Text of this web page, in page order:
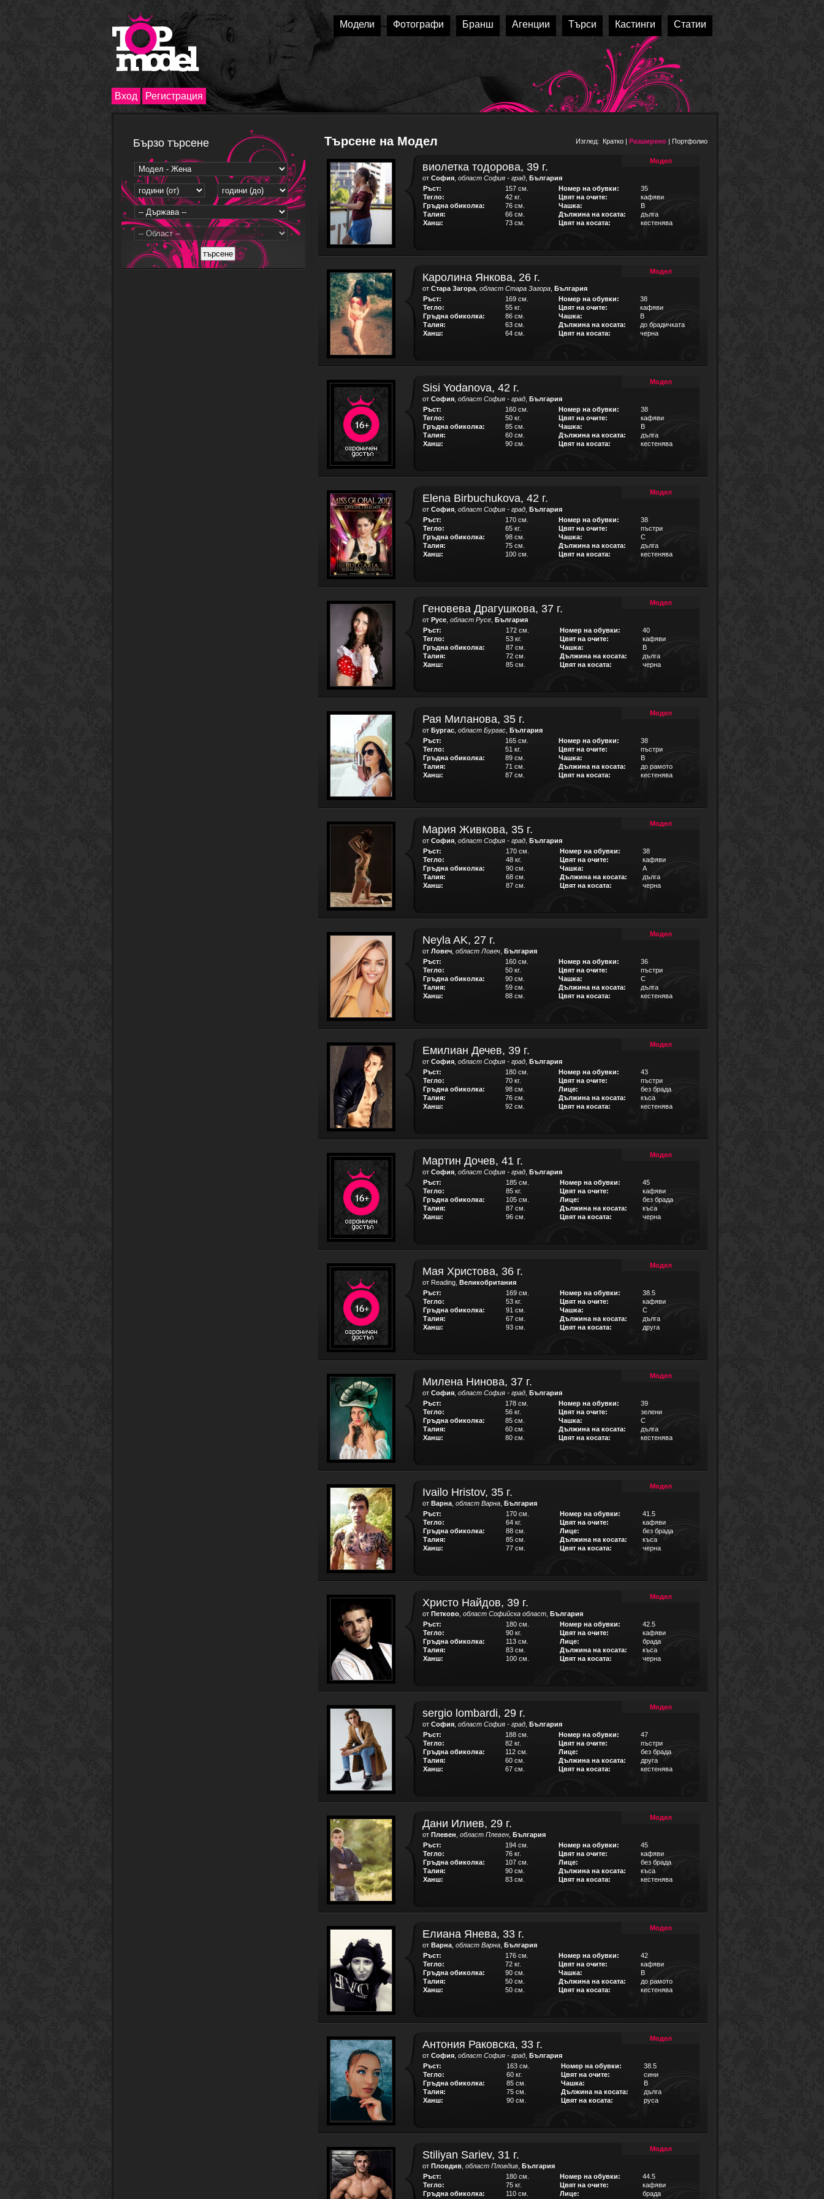
Модели Фотографи Бранш Агенции Търси Кастинги Статии
Вход Регистрация
Бързо търсене Търсене на Модел Изглед: Кратко | Разширено | Портфолио
виолетка тодорова, 39 г. Модел
от София област София - град България
Ръст:
157 см. Номер на обувки:
35
Тегло:
42 кг. Цвят на очите:
кафяви
Гръдна обиколка:
76 см. Чашка:
B
Талия:
66 см. Дължина на косата:
дълга
Ханш:
73 см. Цвят на косата: кестенява
Каролина Янкова, 26 г. Модел
от Стара Загора област Стара Загора България
Ръст:
169 см. Номер на обувки:
38
Тегло:
55 кг. Цвят на очите:
кафяви
Гръдна обиколка:
86 см. Чашка:
B
Талия:
63 см. Дължина на косата:
до брадичката
Ханш:
64 см. Цвят на косата: черна
Sisi Yodanova, 42 г. Модел
от София област София - град България
Ръст:
160 см. Номер на обувки:
38
Тегло:
50 кг. Цвят на очите:
кафяви
Гръдна обиколка:
85 см. Чашка:
B
Талия:
60 см. Дължина на косата:
дълга
Ханш:
90 см. Цвят на косата: кестенява
Elena Birbuchukova, 42 г. Модел
от София област София - град България
Ръст:
170 см. Номер на обувки:
38
Тегло:
65 кг. Цвят на очите:
пъстри
Гръдна обиколка:
98 см. Чашка:
C
Талия:
75 см. Дължина на косата:
дълга
Ханш:
100 см. Цвят на косата: кестенява
Геновева Драгушкова, 37 г. Модел
от Русе област Русе България
Ръст:
172 см. Номер на обувки:
40
Тегло:
53 кг. Цвят на очите:
кафяви
Гръдна обиколка:
87 см. Чашка:
B
Талия:
72 см. Дължина на косата:
дълга
Ханш:
85 см. Цвят на косата: черна
Рая Миланова, 35 г. Модел
от Бургас област Бургас България
Ръст:
165 см. Номер на обувки:
38
Тегло:
51 кг. Цвят на очите:
пъстри
Гръдна обиколка:
89 см. Чашка:
B
Талия:
71 см. Дължина на косата:
до рамото
Ханш:
87 см. Цвят на косата: кестенява
Мария Живкова, 35 г. Модел
от София област София - град България
Ръст:
170 см. Номер на обувки:
38
Тегло:
48 кг. Цвят на очите:
кафяви
Гръдна обиколка:
90 см. Чашка:
A
Талия:
68 см. Дължина на косата:
дълга
Ханш:
87 см. Цвят на косата: черна
Neyla AK, 27 г. Модел
от Ловеч област Ловеч България
Ръст:
160 см. Номер на обувки:
36
Тегло:
50 кг. Цвят на очите:
пъстри
Гръдна обиколка:
90 см. Чашка:
C
Талия:
59 см. Дължина на косата:
дълга
Ханш:
88 см. Цвят на косата: кестенява
Емилиан Дечев, 39 г. Модел
от София област София - град България
Ръст:
180 см. Номер на обувки:
43
Тегло:
70 кг. Цвят на очите:
пъстри
Гръдна обиколка:
98 см. Лице:
без брада
Талия:
76 см. Дължина на косата:
къса
Ханш:
92 см. Цвят на косата: кестенява
Мартин Дочев, 41 г. Модел
от София област София - град България
Ръст:
185 см. Номер на обувки:
45
Тегло:
85 кг. Цвят на очите:
кафяви
Гръдна обиколка:
105 см. Лице:
без брада
Талия:
87 см. Дължина на косата:
къса
Ханш:
96 см. Цвят на косата: черна
Мая Христова, 36 г. Модел
от Reading, Великобритания
Ръст:
169 см. Номер на обувки:
38.5
Тегло:
53 кг. Цвят на очите:
кафяви
Гръдна обиколка:
91 см. Чашка:
C
Талия:
67 см. Дължина на косата:
дълга
Ханш:
93 см. Цвят на косата: друга
Милена Нинова, 37 г. Модел
от София област София - град България
Ръст:
178 см. Номер на обувки:
39
Тегло:
56 кг. Цвят на очите:
зелени
Гръдна обиколка:
85 см. Чашка:
C
Талия:
60 см. Дължина на косата:
дълга
Ханш:
80 см. Цвят на косата: кестенява
Ivailo Hristov, 35 г. Модел
от Варна област Варна България
Ръст:
170 см. Номер на обувки:
41.5
Тегло:
64 кг. Цвят на очите:
кафяви
Гръдна обиколка:
88 см. Лице:
без брада
Талия:
85 см. Дължина на косата:
къса
Ханш:
77 см. Цвят на косата: черна
Христо Найдов, 39 г. Модел
от Петково област Софийска област България
Ръст:
180 см. Номер на обувки:
42.5
Тегло:
90 кг. Цвят на очите:
кафяви
Гръдна обиколка:
113 см. Лице:
брада
Талия:
83 см. Дължина на косата:
къса
Ханш:
100 см. Цвят на косата: черна
sergio lombardi, 29 г. Модел
от София област София - град България
Ръст:
188 см. Номер на обувки:
47
Тегло:
82 кг. Цвят на очите:
пъстри
Гръдна обиколка:
112 см. Лице:
без брада
Талия:
60 см. Дължина на косата:
друга
Ханш:
67 см. Цвят на косата: кестенява
Дани Илиев, 29 г. Модел
от Плевен област Плевен България
Ръст:
194 см. Номер на обувки:
45
Тегло:
76 кг. Цвят на очите:
кафяви
Гръдна обиколка:
107 см. Лице:
без брада
Талия:
90 см. Дължина на косата:
къса
Ханш:
83 см. Цвят на косата: кестенява
Елиана Янева, 33 г. Модел
от Варна област Варна България
Ръст:
176 см. Номер на обувки:
42
Тегло:
72 кг. Цвят на очите:
кафяви
Гръдна обиколка:
90 см. Чашка:
B
Талия:
50 см. Дължина на косата:
до рамото
Ханш:
50 см. Цвят на косата: кестенява
Антония Раковска, 33 г. Модел
от София област София - град България
Ръст:
163 см. Номер на обувки:
38.5
Тегло:
60 кг. Цвят на очите:
сини
Гръдна обиколка:
85 см. Чашка:
B
Талия:
75 см. Дължина на косата:
дълга
Ханш:
90 см. Цвят на косата: руса
Stiliyan Sariev, 31 г. Модел
от Пловдив област Пловдив България
Ръст:
180 см. Номер на обувки:
44.5
Тегло:
75 кг. Цвят на очите:
кафяви
Гръдна обиколка:
110 см. Лице:
брада